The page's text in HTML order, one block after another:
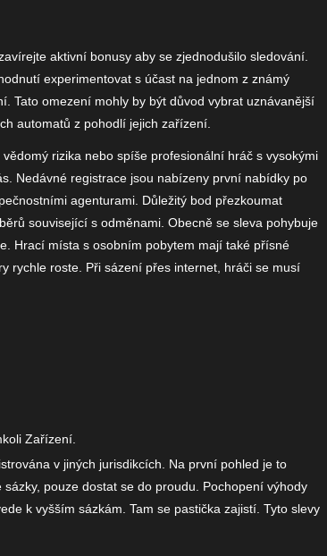
aktivní bonusy aby se zjednodušilo sledování.
experimentovat s účast na jednom z známý
Tato omezení mohly by být důvod vybrat uznávanější
automatů z pohodlí jejich zařízení.
rizika nebo spíše profesionální hráč s vysokými
Nedávné registrace jsou nabízeny první nabídky po
agenturami. Důležitý bod přezkoumat
související s odměnami. Obecně se sleva pohybuje
Hrací místa s osobním pobytem mají také přísné
rychle roste. Při sázení přes internet, hráči se musí
Zařízení.
v jiných jurisdikcích. Na první pohled je to
pouze dostat se do proudu. Pochopení výhody
k vyšším sázkám. Tam se pastička zajistí. Tyto slevy